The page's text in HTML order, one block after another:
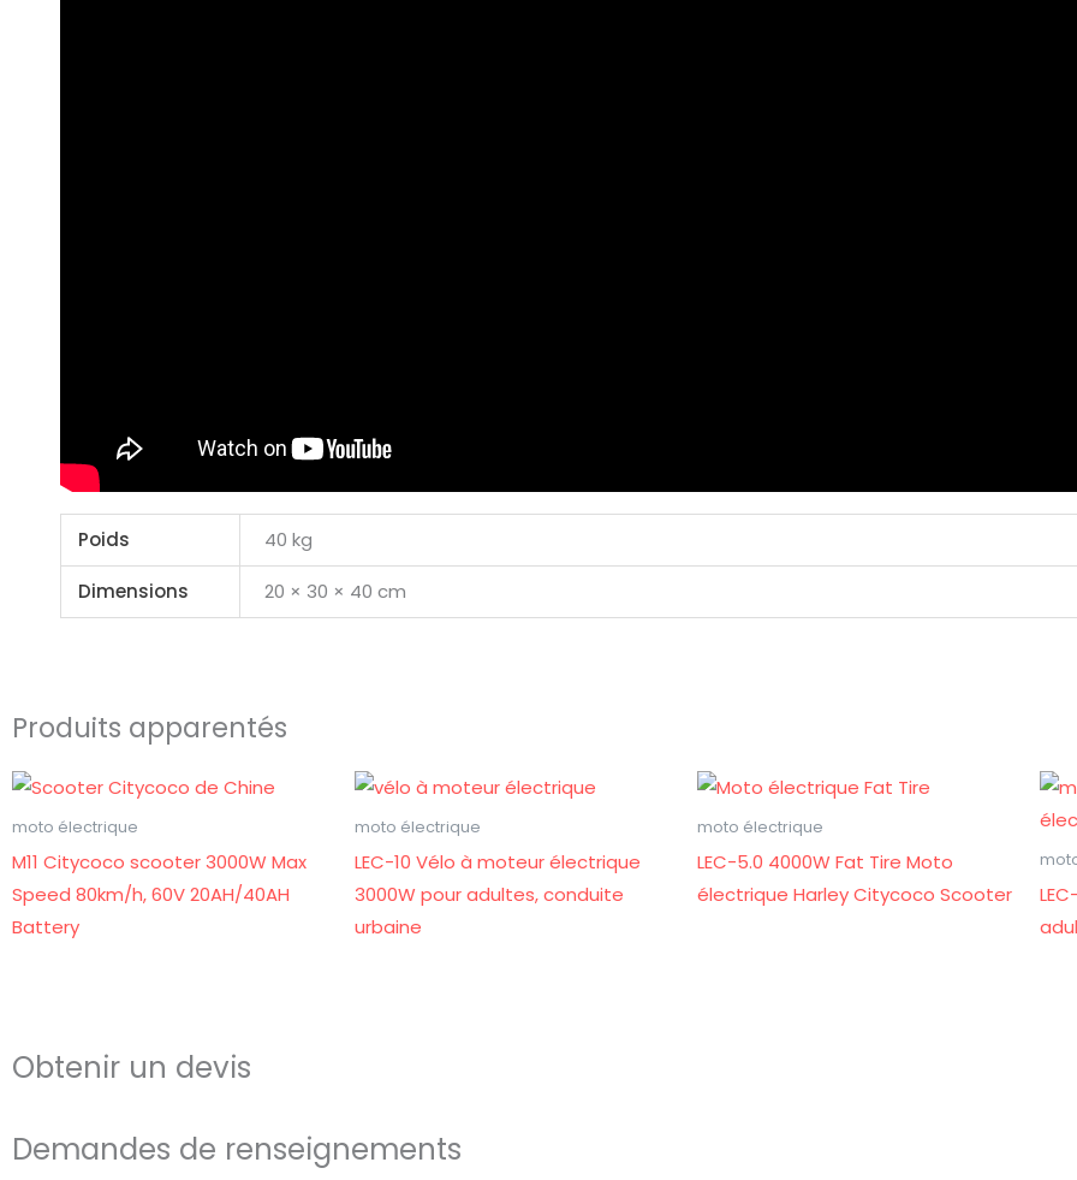
Poids 40 kg
Dimensions 20 × 30 × 40 cm
Produits apparentés
moto électrique
M11 Citycoco scooter 3000W Max
Speed 80km/h, 60V 20AH/40AH
Battery
moto électrique
LEC-10 Vélo à moteur électrique
3000W pour adultes, conduite
urbaine
moto électrique
LEC-5.0 4000W Fat Tire Moto
électrique Harley Citycoco Scooter
Obtenir un devis
Demandes de renseignements